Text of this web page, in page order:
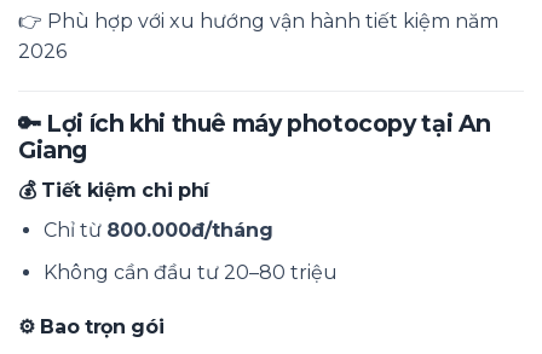
👉 Phù hợp với xu hướng vận hành tiết kiệm năm
2026
🔑 Lợi ích khi thuê máy photocopy tại An
Giang
💰 Tiết kiệm chi phí
Chỉ từ 800.000đ/tháng
Không cần đầu tư 20–80 triệu
⚙️ Bao trọn gói